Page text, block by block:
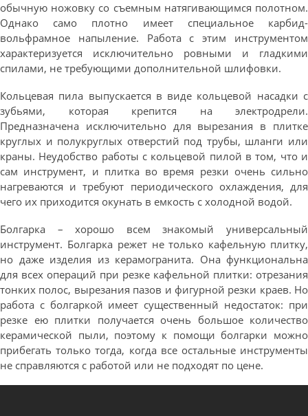
обычную ножовку со съемным натягивающимся полотном.
Однако само плотно имеет специальное карбид-
вольфрамное напыление. Работа с этим инструментом
характеризуется исключительно ровными и гладкими
спилами, не требующими дополнительной шлифовки.
Кольцевая пила выпускается в виде кольцевой насадки с
зубьями, которая крепится на электродрели.
Предназначена исключительно для вырезания в плитке
круглых и полукруглых отверстий под трубы, шланги или
краны. Неудобство работы с кольцевой пилой в том, что и
сам инструмент, и плитка во время резки очень сильно
нагреваются и требуют периодического охлаждения, для
чего их приходится окунать в емкость с холодной водой.
Болгарка – хорошо всем знакомый универсальный
инструмент. Болгарка режет не только кафельную плитку,
но даже изделия из керамогранита. Она функциональна
для всех операций при резке кафельной плитки: отрезания
тонких полос, вырезания пазов и фигурной резки краев. Но
работа с болгаркой имеет существенный недостаток: при
резке ею плитки получается очень большое количество
керамической пыли, поэтому к помощи болгарки можно
прибегать только тогда, когда все остальные инструменты
не справляются с работой или не подходят по цене.